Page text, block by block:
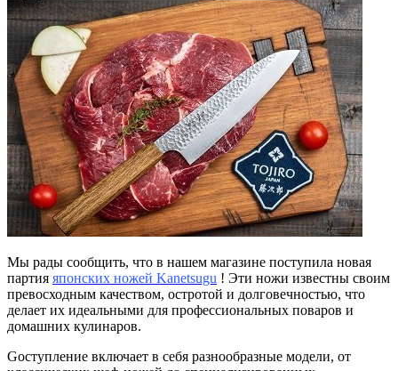
Мы рады сообщить, что в нашем магазине поступила новая
партия японских ножей Kanetsugu ! Эти ножи известны своим
превосходным качеством, остротой и долговечностью, что
делает их идеальными для профессиональных поваров и
домашних кулинаров.
Gоступление включает в себя разнообразные модели, от